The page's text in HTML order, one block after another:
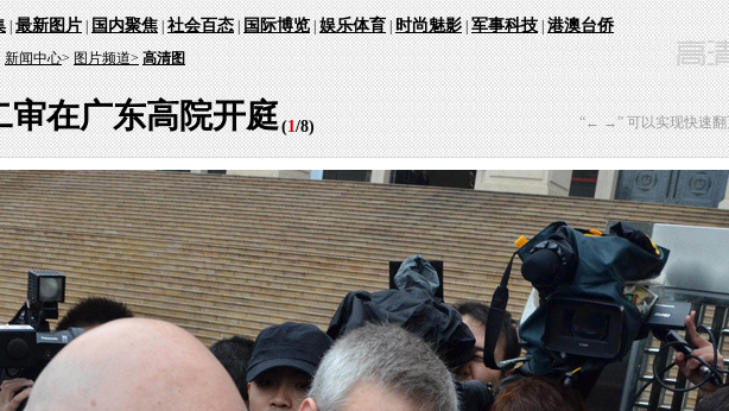
|最新图片|国内聚焦|社会百态|国际博览|娱乐体育|时尚魅影|军事科技|港澳台侨
新闻中心>图片频道> 高清图
审在广东高院开庭(1/8) “← →” 可以实现快速翻